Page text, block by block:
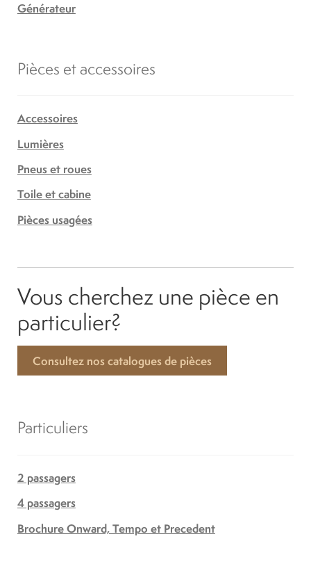
Générateur
Pièces et accessoires
Accessoires
Lumières
Pneus et roues
Toile et cabine
Pièces usagées
Vous cherchez une pièce en
particulier?
Consultez nos catalogues de pièces
Particuliers
2 passagers
4 passagers
Brochure Onward, Tempo et Precedent